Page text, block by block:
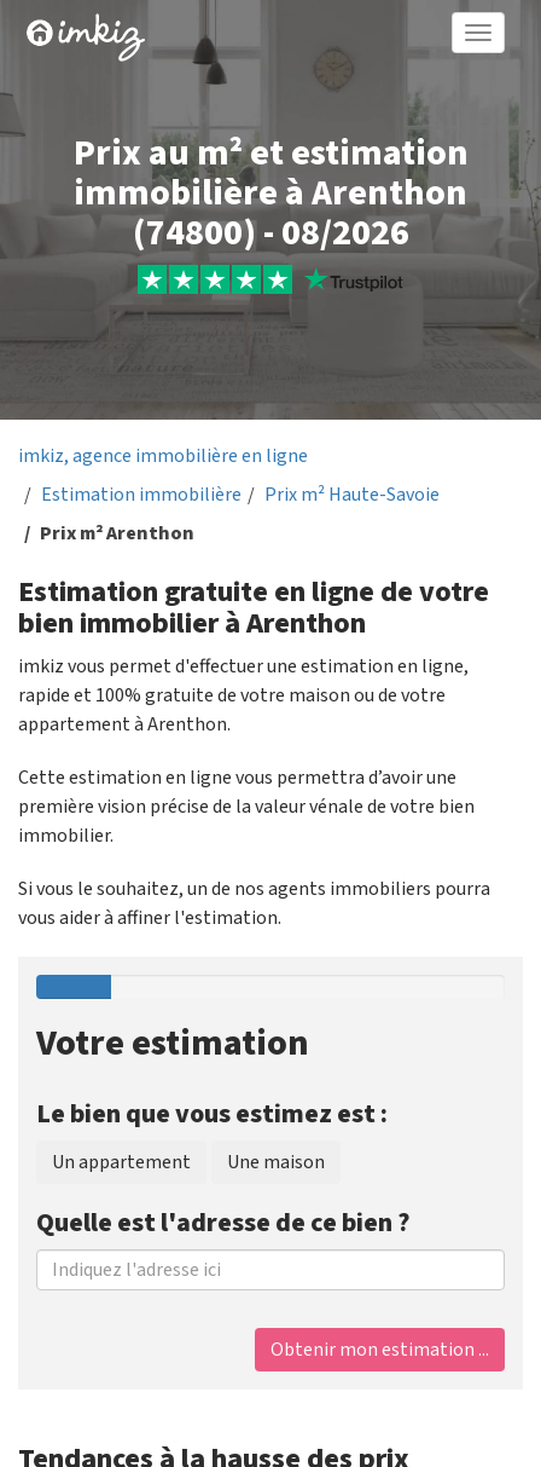
Toggle
Prix au m² et estimation
immobilière à Arenthon
(74800) - 08/2026
imkiz, agence immobilière en ligne
Estimation immobilière
Prix m² Haute-Savoie
Prix m² Arenthon
Estimation gratuite en ligne de votre
bien immobilier à Arenthon
imkiz vous permet d'effectuer une estimation en ligne,
rapide et 100% gratuite de votre maison ou de votre
appartement à Arenthon.
Cette estimation en ligne vous permettra d’avoir une
première vision précise de la valeur vénale de votre bien
immobilier.
Si vous le souhaitez, un de nos agents immobiliers pourra
vous aider à affiner l'estimation.
Votre estimation
Le bien que vous estimez est :
Un appartement Une maison
Quelle est l'adresse de ce bien ?
Obtenir mon estimation ...